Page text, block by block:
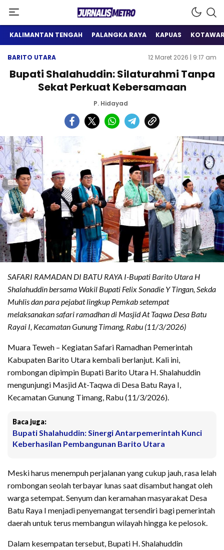
Jurnalis Metro
Satu Wadah Informasi
KALIMANTAN TENGAH PALANGKA RAYA KAPUAS
BARITO UTARA 12 Maret 2026 | 9:17 am
Bupati Shalahuddin: Silaturahmi Tanpa
Sekat Perkuat Kebersamaan
P. Hidayad
SAFARI RAMADAN DI BATU RAYA I-Bupati Barito Utara H
Shalahuddin bersama Wakil Bupati Felix Sonadie Y Tingan, Sekda
Muhlis dan para pejabat lingkup Pemkab setempat
melaksanakan safari ramadhan di Masjid At Taqwa Desa Batu
Rayai I, Kecamatan Gunung Timang, Rabu (11/3/2026)
Muara Teweh – Kegiatan Safari Ramadhan Pemerintah
Kabupaten Barito Utara kembali berlanjut. Kali ini,
rombongan dipimpin Bupati Barito Utara H. Shalahuddin
mengunjungi Masjid At-Taqwa di Desa Batu Raya I,
Kecamatan Gunung Timang, Rabu (11/3/2026).
Baca juga:
Bupati Shalahuddin: Sinergi Antarpemerintah Kunci
Keberhasilan Pembangunan Barito Utara
Meski harus menempuh perjalanan yang cukup jauh, rasa lelah
rombongan seolah terbayar lunas saat disambut hangat oleh
warga setempat. Senyum dan keramahan masyarakat Desa
Batu Raya I menjadi penyemangat tersendiri bagi pemerintah
daerah untuk terus membangun wilayah hingga ke pelosok.
Dalam kesempatan tersebut, Bupati H. Shalahuddin